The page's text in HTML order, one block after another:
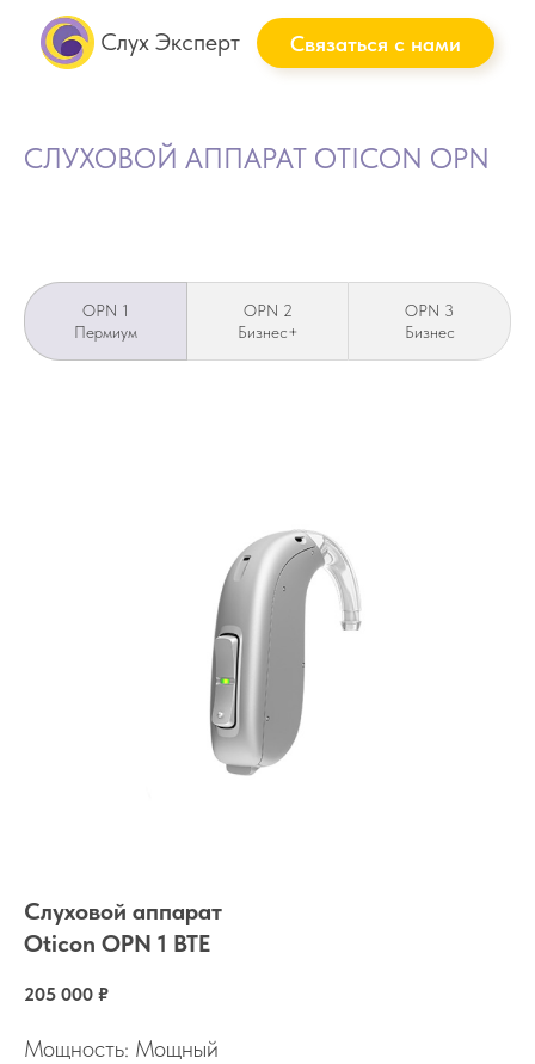
Связаться с нами
Слух Эксперт
СЛУХОВОЙ АППАРАТ OTICON OPN
OPN 1
Пермиум
OPN 2
Бизнес+
OPN 3
Бизнес
Слуховой аппарат
Oticon OPN 1 BTE
205 000 ₽
Мощность: Мощный